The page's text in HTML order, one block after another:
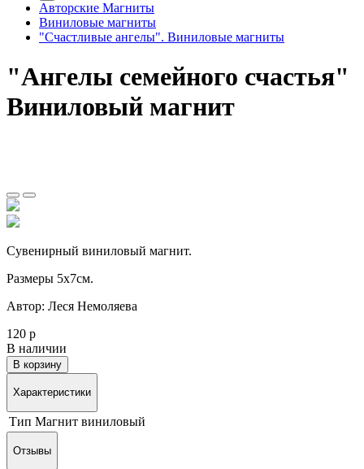
Авторские Магниты
Виниловые магниты
"Счастливые ангелы". Виниловые магниты
"Ангелы семейного счастья"
Виниловый магнит
Сувенирный виниловый магнит.
Размеры 5х7см.
Автор: Леся Немоляева
120 р
В наличии
В корзину
Характеристики
Тип Магнит виниловый
Отзывы